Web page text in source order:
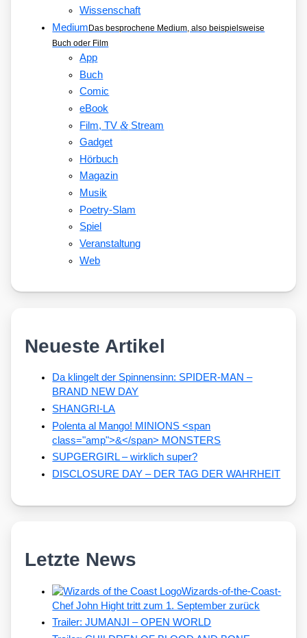
Wissenschaft
Medium Das besprochene Medium, also beispielsweise
Buch oder Film
App
Buch
Comic
eBook
Film, TV&Stream
Gadget
Hörbuch
Magazin
Musik
Poetry-Slam
Spiel
Veranstaltung
Web
Neueste Artikel
Da klingelt der Spinnensinn: SPIDER-MAN –
BRAND NEW DAY
SHANGRI-LA
Polenta al Mango! MINIONS <span
class="amp">&</span> MONSTERS
SUPGERGIRL – wirklich super?
DISCLOSURE DAY – DER TAG DER WAHRHEIT
Letzte News
Wizards-of-the-Coast-
Chef John Hight tritt zum 1. September zurück
Trailer: JUMANJI – OPEN WORLD